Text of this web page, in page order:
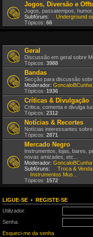
Jogos, Diversão e
Jogos, passatempos,
Subfórum:
Tópicos: 66
Geral
Discussão em geral sobre
Tópicos: 3988
Bandas
Secção para discussão
Moderador: GoncaloBCunha
Tópicos: 1936
Críticas & Divulgação
Critica, comenta e divulga
Tópicos: 2312
Notícias & Recortes
Notícias interessantes sobre
Tópicos: 2871
Mercado Negro
Instrumentos, lojas, bares,
novas amizades, etc...
Moderador: GoncaloBCunha
Subfóruns:
Tópicos: 1572
LIGUE-SE • REGISTE-SE
Utilizador:
Senha:
Esqueci-me da senha